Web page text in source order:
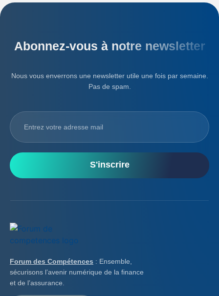
Abonnez-vous à notre newsletter
Nous vous enverrons une newsletter utile une fois par semaine.
Pas de spam.
S'inscrire
Forum des Compétences : Ensemble,
sécurisons l’avenir numérique de la finance
et de l’assurance.